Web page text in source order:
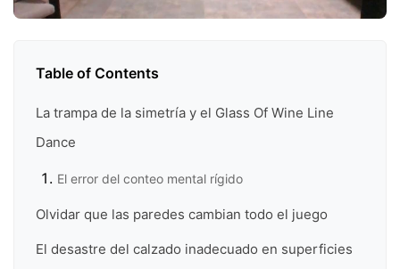
Table of Contents
La trampa de la simetría y el Glass Of Wine Line
Dance
El error del conteo mental rígido
Olvidar que las paredes cambian todo el juego
El desastre del calzado inadecuado en superficies